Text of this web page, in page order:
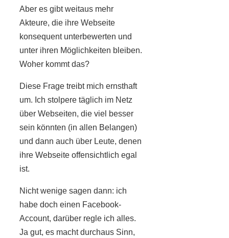
Aber es gibt weitaus mehr
Akteure, die ihre Webseite
konsequent unterbewerten und
unter ihren Möglichkeiten bleiben.
Woher kommt das?
Diese Frage treibt mich ernsthaft
um. Ich stolpere täglich im Netz
über Webseiten, die viel besser
sein könnten (in allen Belangen)
und dann auch über Leute, denen
ihre Webseite offensichtlich egal
ist.
Nicht wenige sagen dann: ich
habe doch einen Facebook-
Account, darüber regle ich alles.
Ja gut, es macht durchaus Sinn,